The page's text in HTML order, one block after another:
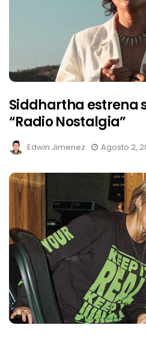
Siddhartha estrena
“Radio Nostalgia”
Edwin Jimenez Agosto 2,